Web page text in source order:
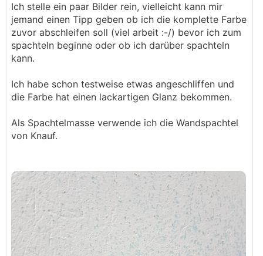
Ich stelle ein paar Bilder rein, vielleicht kann mir
jemand einen Tipp geben ob ich die komplette Farbe
zuvor abschleifen soll (viel arbeit :-/) bevor ich zum
spachteln beginne oder ob ich darüber spachteln
kann.
Ich habe schon testweise etwas angeschliffen und
die Farbe hat einen lackartigen Glanz bekommen.
Als Spachtelmasse verwende ich die Wandspachtel
von Knauf.